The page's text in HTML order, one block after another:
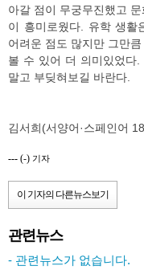
아갈 점이 무궁무진했고
이 흥미로웠다. 유학 생활
어려운 점도 많지만 그만
볼 수 있어 더 의미있었다
말고 부딪혀보길 바란다.
김서희(서양어·스페인어
--- (-) 기자
이 기자의 다른뉴스보기
관련뉴스
- 관련뉴스가 없습니다.